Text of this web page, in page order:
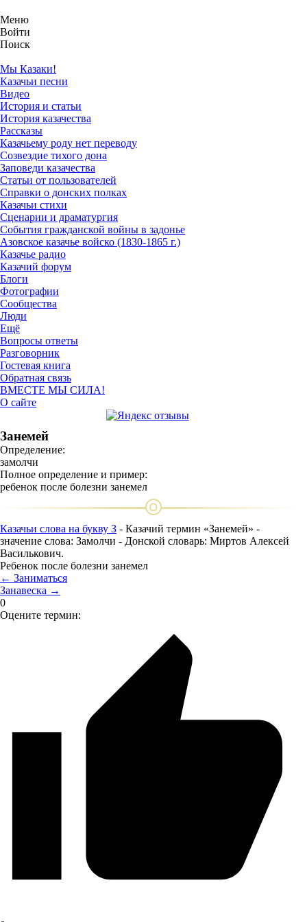
Меню
Войти
Поиск
Мы Казаки!
Казачьи песни
Видео
История и статьи
История казачества
Рассказы
Казачьему роду нет переводу
Созвездие тихого дона
Заповеди казачества
Статьи от пользователей
Справки о донских полках
Казачьи стихи
Сценарии и драматургия
События гражданской войны в задонье
Азовское казачье войско (1830-1865 г.)
Казачье радио
Казачий форум
Блоги
Фотографии
Сообщества
Люди
Ещё
Вопросы ответы
Разговорник
Гостевая книга
Обратная связь
ВМЕСТЕ МЫ СИЛА!
О сайте
Занемей
Определение:
замолчи
Полное определение и пример:
ребенок после болезни занемел
Казачьи слова на букву З - Казачий термин «Занемей» -
значение слова: Замолчи - Донской словарь: Миртов Алексей
Василькович.
Ребенок после болезни занемел
← Заниматься
Занавеска →
0
Оцените термин: